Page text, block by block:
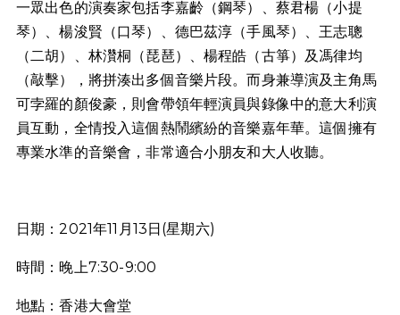
一眾出色的演奏家包括李嘉齡（鋼琴）、蔡君楊（小提
琴）、楊浚賢（口琴）、德巴茲淳（手風琴）、王志聰
（二胡）、林灒桐（琵琶）、楊程皓（古箏）及馮律均
（敲擊），將拼湊出多個音樂片段。而身兼導演及主角馬
可孛羅的顏俊豪，則會帶領年輕演員與錄像中的意大利演
員互動，全情投入這個熱鬧繽紛的音樂嘉年華。這個擁有
專業水準的音樂會，非常適合小朋友和大人收聽。
日期：2021年11月13日(星期六)
時間：晚上7:30-9:00
地點：香港大會堂